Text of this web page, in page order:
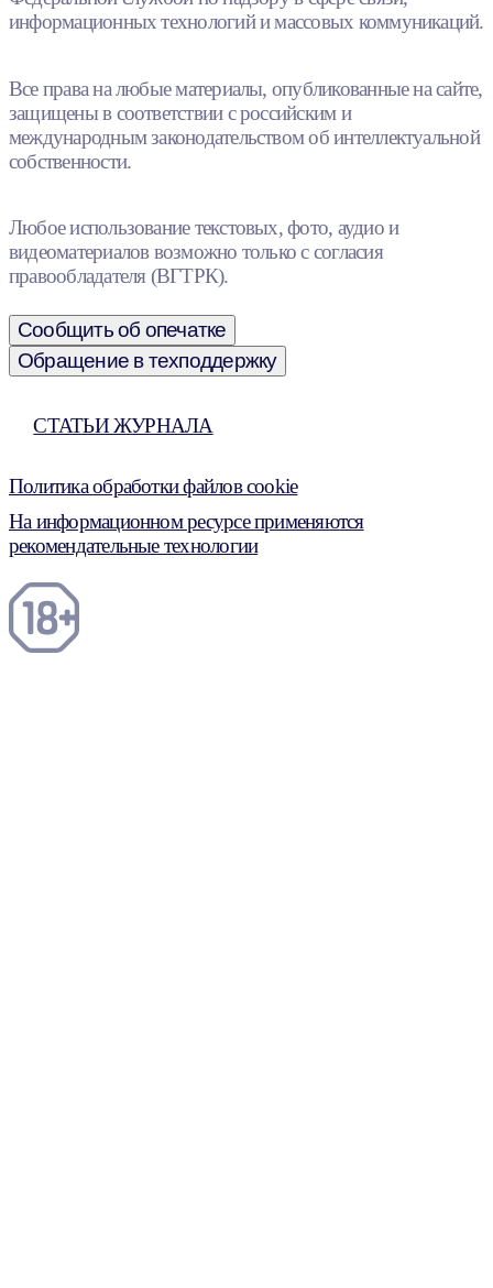
информационных технологий и массовых коммуникаций.
Все права на любые материалы, опубликованные на сайте,
защищены в соответствии с российским и
международным законодательством об интеллектуальной
собственности.
Любое использование текстовых, фото, аудио и
видеоматериалов возможно только с согласия
правообладателя (ВГТРК).
Сообщить об опечатке
Обращение в техподдержку
СТАТЬИ ЖУРНАЛА
Политика обработки файлов cookie
На информационном ресурсе применяются
рекомендательные технологии